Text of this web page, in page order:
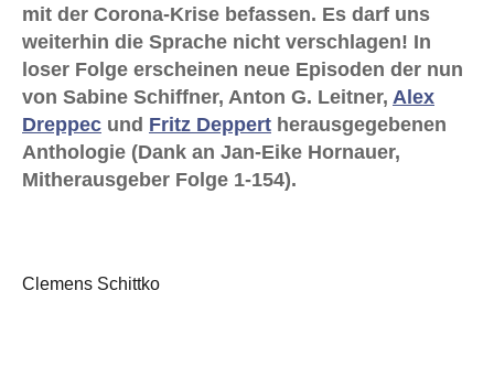
mit der Corona-Krise befassen. Es darf uns
weiterhin die Sprache nicht verschlagen! In
loser Folge erscheinen neue Episoden der nun
von Sabine Schiffner, Anton G. Leitner, Alex
Dreppec und Fritz Deppert herausgegebenen
Anthologie (Dank an Jan-Eike Hornauer,
Mitherausgeber Folge 1-154).
Clemens Schittko